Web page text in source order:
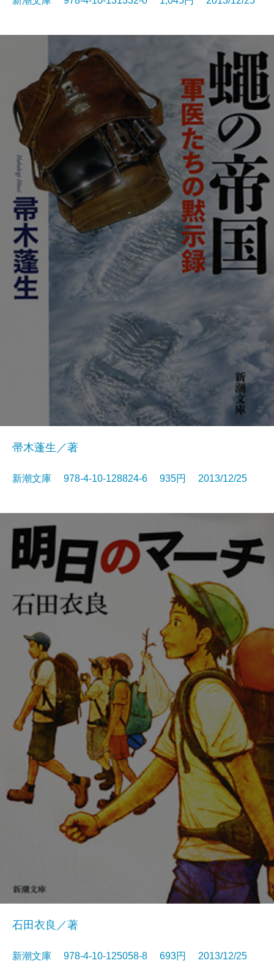
帚木蓬生／著
新潮文庫 978-4-10-128824-6 935円 2013/12/25
石田衣良／著
新潮文庫 978-4-10-125058-8 693円 2013/12/25